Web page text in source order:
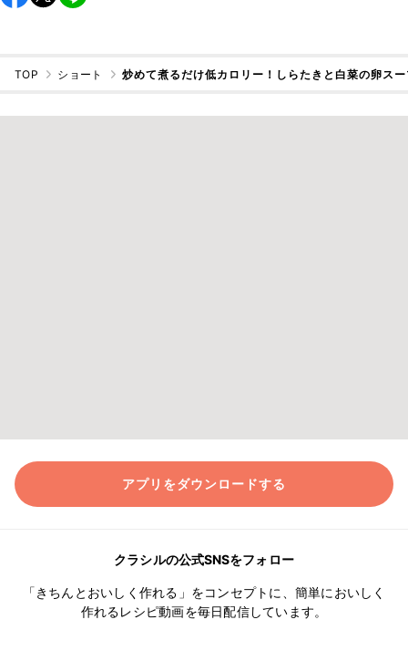
TOP ショート 炒めて煮るだけ低カロリー！しらたきと白菜の卵ス
アプリをダウンロードする
クラシルの公式SNSをフォロー
「きちんとおいしく作れる」をコンセプトに、簡単においしく
作れるレシピ動画を毎日配信しています。